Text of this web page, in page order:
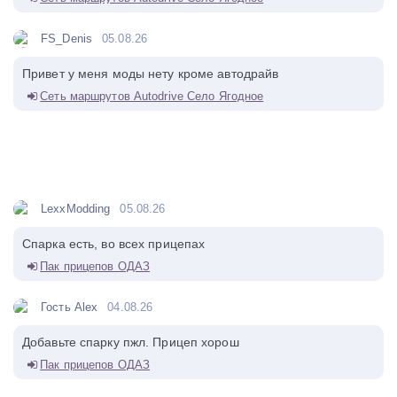
FS_Denis 05.08.26
Привет у меня моды нету кроме автодрайв
Сеть маршрутов Autodrive Село Ягодное
LexxModding 05.08.26
Спарка есть, во всех прицепах
Пак прицепов ОДАЗ
Гость Alex 04.08.26
Добавьте спарку пжл. Прицеп хорош
Пак прицепов ОДАЗ